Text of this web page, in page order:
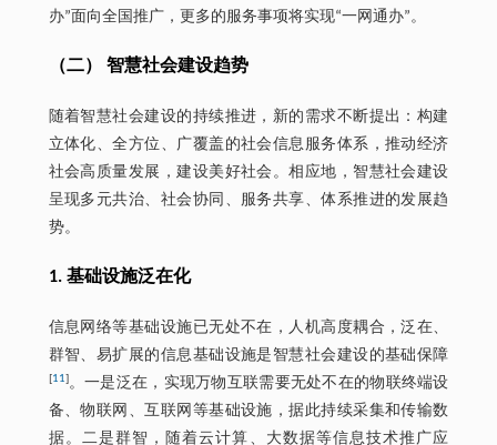
办”面向全国推广，更多的服务事项将实现“一网通办”。
（二） 智慧社会建设趋势
随着智慧社会建设的持续推进，新的需求不断提出：构建
立体化、全方位、广覆盖的社会信息服务体系，推动经济
社会高质量发展，建设美好社会。相应地，智慧社会建设
呈现多元共治、社会协同、服务共享、体系推进的发展趋
势。
1. 基础设施泛在化
信息网络等基础设施已无处不在，人机高度耦合，泛在、
群智、易扩展的信息基础设施是智慧社会建设的基础保障
[11]。一是泛在，实现万物互联需要无处不在的物联终端设
备、物联网、互联网等基础设施，据此持续采集和传输数
据。二是群智，随着云计算、大数据等信息技术推广应